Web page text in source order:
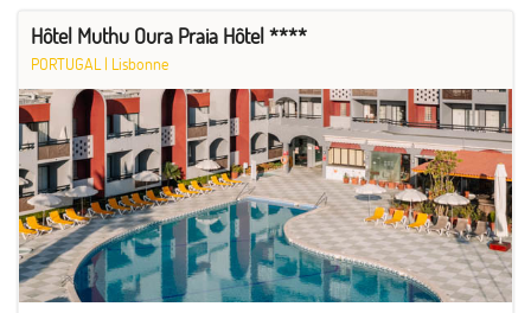
Hôtel Muthu Oura Praia Hôtel ****
PORTUGAL | Lisbonne